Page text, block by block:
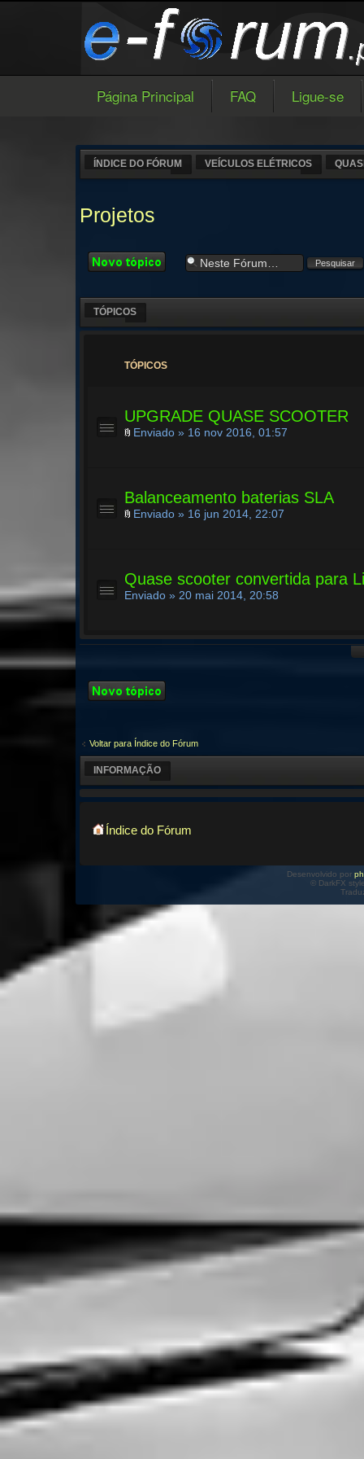
Página Principal FAQ Ligue-se
ÍNDICE DO FÓRUM VEÍCULOS ELÉTRICOS
Projetos
Criar um novo
Tópico
TÓPICOS
TÓPICOS
UPGRADE QUASE SCOOTER
Enviado » 16 nov 2016, 01:57
Balanceamento baterias SLA
Enviado » 16 jun 2014, 22:07
Quase scooter convertida para
Enviado » 20 mai 2014, 20:58
Criar um novo
Tópico
Voltar para Índice do Fórum
INFORMAÇÃO
Índice do Fórum
Desenvolvido por
© DarkFX